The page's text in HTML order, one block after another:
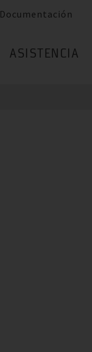
Documentación
ASISTENCIA